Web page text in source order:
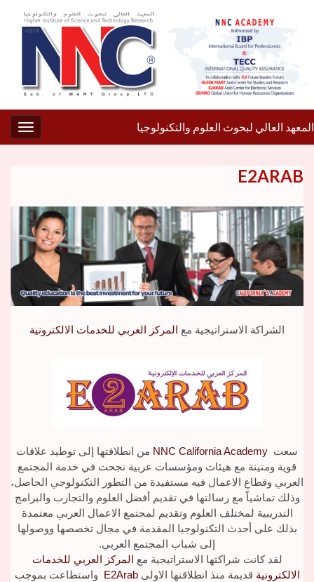
المعهد العالي لبحوث العلوم والتكنولوجيا
E2ARAB
الشراكة الاستراتيجية مع المركز العربي للخدمات الالكترونية
سعت NNC California Academy من انطلاقتها إلى توطيد علاقات
قوية ومتينة مع هيئات ومؤسسات عربية نجحت في خدمة المجتمع
العربي وقطاع الاعمال فيه مستفيدة من التطور التكنولوجي الحاصل،
وذلك تماشياً مع رسالتها في تقديم أفضل العلوم والتجارب والبرامج
التدريبية لمختلف العلوم وتقديم لمجتمع الاعمال العربي معتمدة
بذلك على أحدث التكنولوجيا المقدمة في مجال تخصصها ووصولها
إلى شباب المجتمع العربي.
لقد كانت شراكتها الاستراتيجية مع المركز العربي للخدمات
الالكترونية قديمة منذ انطلاقتها الاولىE2Arab واستطاعت بموجب